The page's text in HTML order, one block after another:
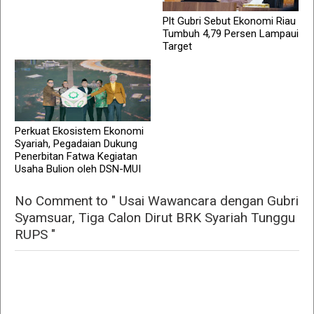
Plt Gubri Sebut Ekonomi Riau
Tumbuh 4,79 Persen Lampaui
Target
Perkuat Ekosistem Ekonomi
Syariah, Pegadaian Dukung
Penerbitan Fatwa Kegiatan
Usaha Bulion oleh DSN-MUI
No Comment to " Usai Wawancara dengan Gubri
Syamsuar, Tiga Calon Dirut BRK Syariah Tunggu
RUPS "